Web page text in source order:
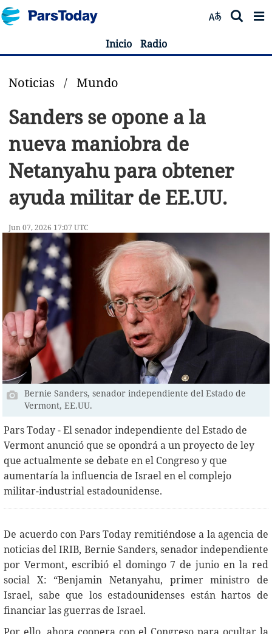
Inicio Radio
Noticias / Mundo
Sanders se opone a la
nueva maniobra de
Netanyahu para obtener
ayuda militar de EE.UU.
Jun 07, 2026 17:07 UTC
Bernie Sanders, senador independiente del Estado de
Vermont, EE.UU.
Pars Today - El senador independiente del Estado de
Vermont anunció que se opondrá a un proyecto de ley
que actualmente se debate en el Congreso y que
aumentaría la influencia de Israel en el complejo
militar-industrial estadounidense.
De acuerdo con Pars Today remitiéndose a la agencia de
noticias del IRIB, Bernie Sanders, senador independiente
por Vermont, escribió el domingo 7 de junio en la red
social X: “Benjamin Netanyahu, primer ministro de
Israel, sabe que los estadounidenses están hartos de
financiar las guerras de Israel.